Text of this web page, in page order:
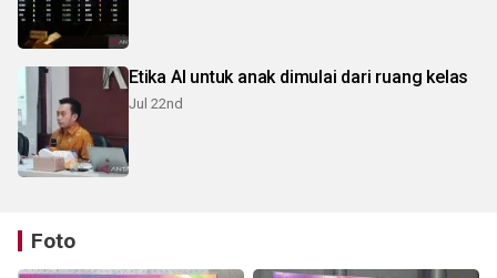
Etika AI untuk anak dimulai dari ruang kelas
Jul 22nd
Foto